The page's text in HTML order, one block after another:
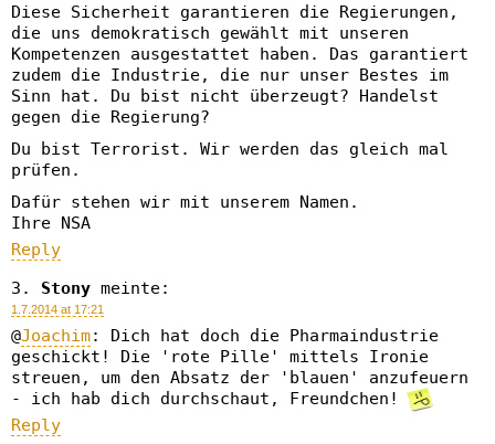
Diese Sicherheit garantieren die Regierungen,
die uns demokratisch gewählt mit unseren
Kompetenzen ausgestattet haben. Das garantiert
zudem die Industrie, die nur unser Bestes im
Sinn hat. Du bist nicht überzeugt? Handelst
gegen die Regierung?
Du bist Terrorist. Wir werden das gleich mal
prüfen.
Dafür stehen wir mit unserem Namen.
Ihre NSA
Reply
Stony meinte:
1.7.2014 at 17:21
@Joachim: Dich hat doch die Pharmaindustrie
geschickt! Die 'rote Pille' mittels Ironie
streuen, um den Absatz der 'blauen' anzufeuern
- ich hab dich durchschaut, Freundchen!
Reply